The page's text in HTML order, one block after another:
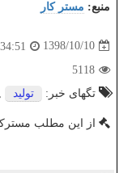
منبع: مستر كار
1398/10/10
5118
تگهای خبر:
تولید ,
از این مطلب